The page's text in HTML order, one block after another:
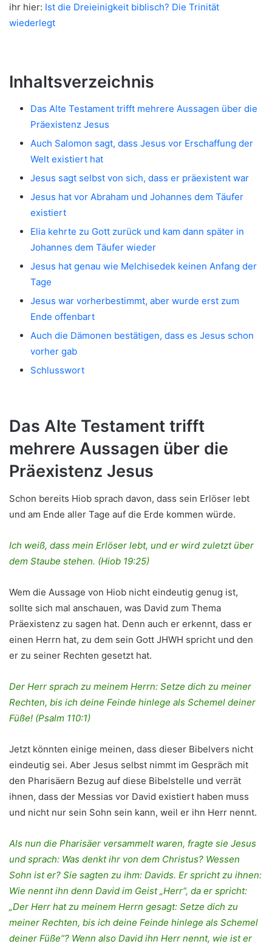
ihr hier: Ist die Dreieinigkeit biblisch? Die Trinität
wiederlegt
Inhaltsverzeichnis
Das Alte Testament trifft mehrere Aussagen über die
Präexistenz Jesus
Auch Salomon sagt, dass Jesus vor Erschaffung der
Welt existiert hat
Jesus sagt selbst von sich, dass er präexistent war
Jesus hat vor Abraham und Johannes dem Täufer
existiert
Elia kehrte zu Gott zurück und kam dann später in
Johannes dem Täufer wieder
Jesus hat genau wie Melchisedek keinen Anfang der
Tage
Jesus war vorherbestimmt, aber wurde erst zum
Ende offenbart
Auch die Dämonen bestätigen, dass es Jesus schon
vorher gab
Schlusswort
Das Alte Testament trifft
mehrere Aussagen über die
Präexistenz Jesus
Schon bereits Hiob sprach davon, dass sein Erlöser lebt
und am Ende aller Tage auf die Erde kommen würde.
Ich weiß, dass mein Erlöser lebt, und er wird zuletzt über
dem Staube stehen. (Hiob 19:25)
Wem die Aussage von Hiob nicht eindeutig genug ist,
sollte sich mal anschauen, was David zum Thema
Präexistenz zu sagen hat. Denn auch er erkennt, dass er
einen Herrn hat, zu dem sein Gott JHWH spricht und den
er zu seiner Rechten gesetzt hat.
Der Herr sprach zu meinem Herrn: Setze dich zu meiner
Rechten, bis ich deine Feinde hinlege als Schemel deiner
Füße! (Psalm 110:1)
Jetzt könnten einige meinen, dass dieser Bibelvers nicht
eindeutig sei. Aber Jesus selbst nimmt im Gespräch mit
den Pharisäern Bezug auf diese Bibelstelle und verrät
ihnen, dass der Messias vor David existiert haben muss
und nicht nur sein Sohn sein kann, weil er ihn Herr nennt.
Als nun die Pharisäer versammelt waren, fragte sie Jesus
und sprach: Was denkt ihr von dem Christus? Wessen
Sohn ist er? Sie sagten zu ihm: Davids. Er spricht zu ihnen:
Wie nennt ihn denn David im Geist „Herr“, da er spricht:
„Der Herr hat zu meinem Herrn gesagt: Setze dich zu
meiner Rechten, bis ich deine Feinde hinlege als Schemel
deiner Füße“? Wenn also David ihn Herr nennt, wie ist er